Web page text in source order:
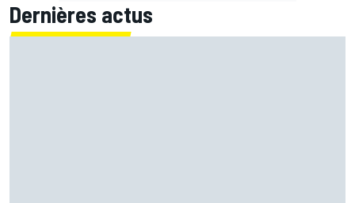
Dernières actus